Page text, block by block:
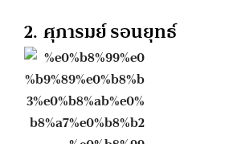
2. ศุภารมย์ รอนยุทธ์